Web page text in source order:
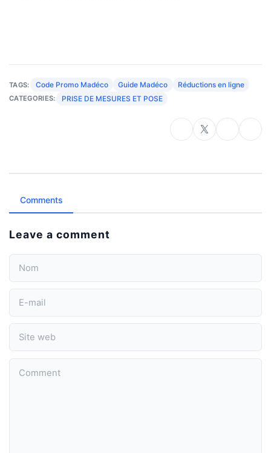
TAGS: Code Promo Madéco Guide Madéco Réductions en ligne
CATEGORIES: PRISE DE MESURES ET POSE
Comments
Leave a comment